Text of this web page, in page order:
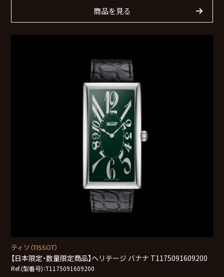
商品を見る
ティソ（TISSOT）
【日本限定・数量限定商品】ヘリテージ バナナ T1175091609200
Ref.(型番号)：T1175091609200